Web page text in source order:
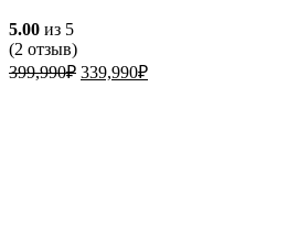
5.00 из 5
(2 отзыв)
399,990₽ Первоначальная
339,990₽Текущая